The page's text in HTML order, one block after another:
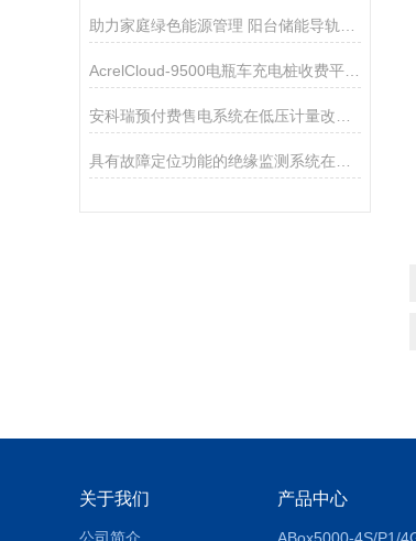
AcrelCloud-9500电瓶车充电桩收费平台在福建某学院的应用
关于我们 产品中心